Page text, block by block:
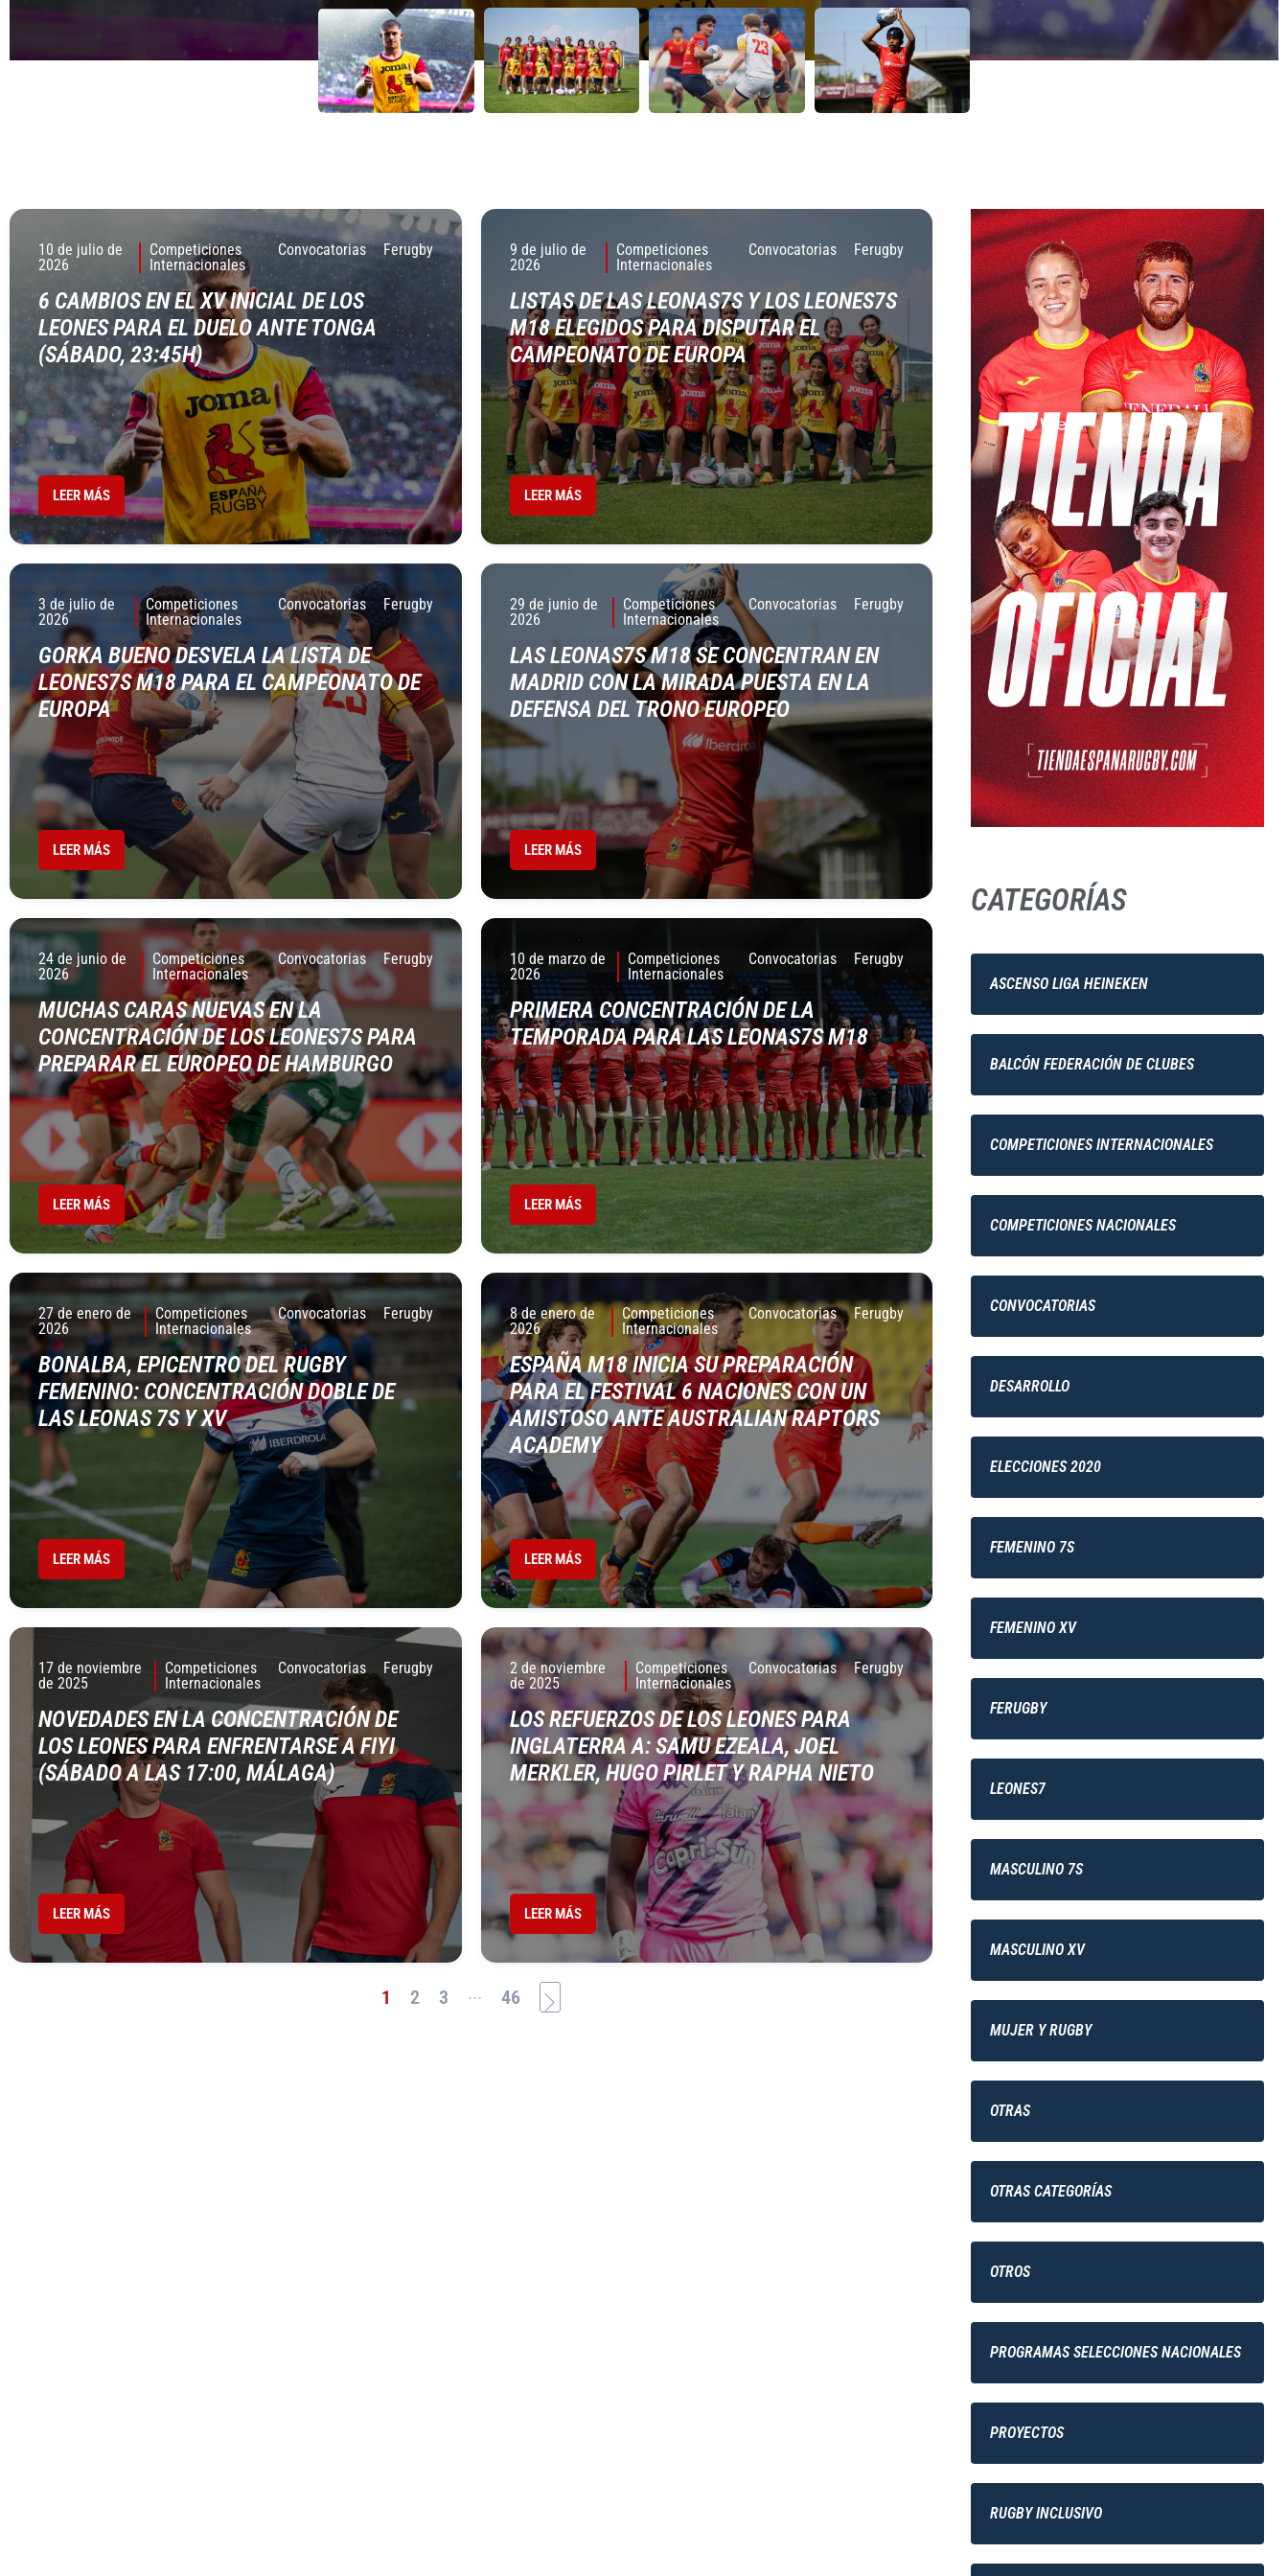
8 DE ENERO DE 2026
10 de julio de
2026
Competiciones
Internacionales
Convocatorias Ferugby
6 CAMBIOS EN EL XV INICIAL DE LOS
LEONES PARA EL DUELO ANTE TONGA
(SÁBADO, 23:45H)
LEER MÁS
9 de julio de
2026
Competiciones
Internacionales
Convocatorias Ferugby
LISTAS DE LAS LEONAS7S Y LOS LEONES7S
M18 ELEGIDOS PARA DISPUTAR EL
CAMPEONATO DE EUROPA
LEER MÁS
3 de julio de
2026
Competiciones
Internacionales
Convocatorias Ferugby
GORKA BUENO DESVELA LA LISTA DE
LEONES7S M18 PARA EL CAMPEONATO DE
EUROPA
LEER MÁS
29 de junio de
2026
Competiciones
Internacionales
Convocatorias Ferugby
LAS LEONAS7S M18 SE CONCENTRAN EN
MADRID CON LA MIRADA PUESTA EN LA
DEFENSA DEL TRONO EUROPEO
LEER MÁS
24 de junio de
2026
Competiciones
Internacionales
Convocatorias Ferugby
MUCHAS CARAS NUEVAS EN LA
CONCENTRACIÓN DE LOS LEONES7S PARA
PREPARAR EL EUROPEO DE HAMBURGO
LEER MÁS
10 de marzo de
2026
Competiciones
Internacionales
Convocatorias Ferugby
PRIMERA CONCENTRACIÓN DE LA
TEMPORADA PARA LAS LEONAS7S M18
LEER MÁS
27 de enero de
2026
Competiciones
Internacionales
Convocatorias Ferugby
BONALBA, EPICENTRO DEL RUGBY
FEMENINO: CONCENTRACIÓN DOBLE DE
LAS LEONAS 7S Y XV
LEER MÁS
8 de enero de
2026
Competiciones
Internacionales
Convocatorias Ferugby
ESPAÑA M18 INICIA SU PREPARACIÓN
PARA EL FESTIVAL 6 NACIONES CON UN
AMISTOSO ANTE AUSTRALIAN RAPTORS
ACADEMY
LEER MÁS
17 de noviembre
de 2025
Competiciones
Internacionales
Convocatorias Ferugby
NOVEDADES EN LA CONCENTRACIÓN DE
LOS LEONES PARA ENFRENTARSE A FIYI
(SÁBADO A LAS 17:00, MÁLAGA)
LEER MÁS
2 de noviembre
de 2025
Competiciones
Internacionales
Convocatorias Ferugby
LOS REFUERZOS DE LOS LEONES PARA
INGLATERRA A: SAMU EZEALA, JOEL
MERKLER, HUGO PIRLET Y RAPHA NIETO
LEER MÁS
1 2 3 ... 46
CATEGORÍAS
ASCENSO LIGA HEINEKEN
BALCÓN FEDERACIÓN DE CLUBES
COMPETICIONES INTERNACIONALES
COMPETICIONES NACIONALES
CONVOCATORIAS
DESARROLLO
ELECCIONES 2020
FEMENINO 7S
FEMENINO XV
FERUGBY
LEONES7
MASCULINO 7S
MASCULINO XV
MUJER Y RUGBY
OTRAS
OTRAS CATEGORÍAS
OTROS
PROGRAMAS SELECCIONES NACIONALES
PROYECTOS
RUGBY INCLUSIVO